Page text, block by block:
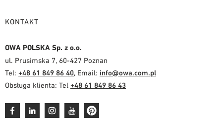
KONTAKT
OWA POLSKA Sp. z o.o.
ul. Prusimska 7, 60-427 Poznan
Tel: +48 61 849 86 40, Email: info@owa.com.pl
Obsługa klienta: Tel +48 61 849 86 43